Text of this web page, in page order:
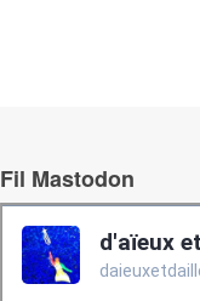
Fil Mastodon